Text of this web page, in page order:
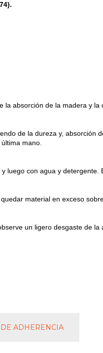
la absorción de la madera y la
de la dureza y,
mano.
luego con agua y
material en exceso
un ligero desgaste de la
DE ADHERENCIA